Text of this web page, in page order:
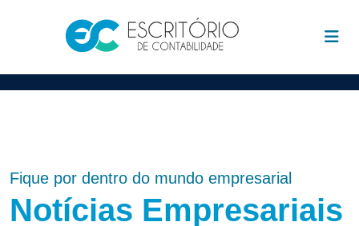
Fique por dentro do mundo empresarial
Notícias Empresariais